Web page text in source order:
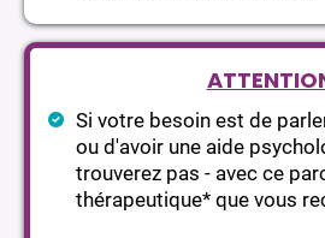
Si votre besoin est de
ou d'avoir une aide
trouverez pas - avec ce
thérapeutique* que vous